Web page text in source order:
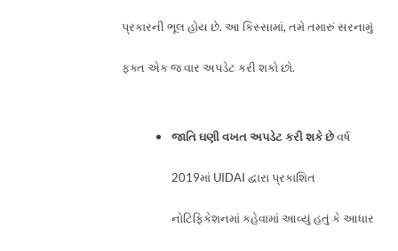
પ્રકારની ભૂલ હોય છે. આ કિસ્સામાં, તમે તમારું સરનામું
ફક્ત એક જ વાર અપડેટ કરી શકો છો.
જાતિ ઘણી વખત અપડેટ કરી શકે છેવર્ષ
2019માં UIDAI દ્વારા પ્રકાશિત
નોટિફિકેશનમાં કહેવામાં આવ્યું હતું કે આધાર